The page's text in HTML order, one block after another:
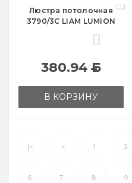
Люстра потолочная
3790/3C LIAM LUMION
380.94Б
В КОРЗИНУ
|< < 1 2
6 7 8 9